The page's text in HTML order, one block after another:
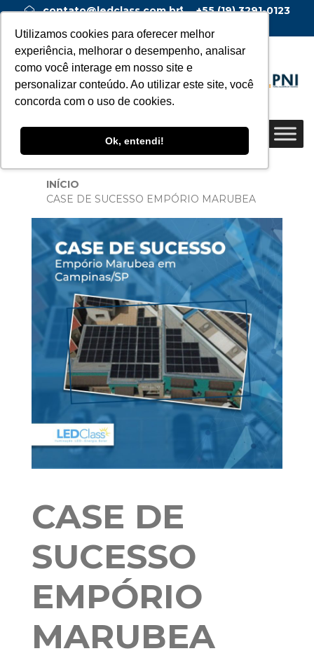
Utilizamos cookies para oferecer melhor
experiência, melhorar o desempenho, analisar
como você interage em nosso site e
personalizar conteúdo. Ao utilizar este site, você
concorda com o uso de cookies.
Ok, entendi!
contato@ledclass.com.br
+55 (19) 3291-0123
INÍCIO
CASE DE SUCESSO EMPÓRIO MARUBEA
CASE DE
SUCESSO
EMPÓRIO
MARUBEA